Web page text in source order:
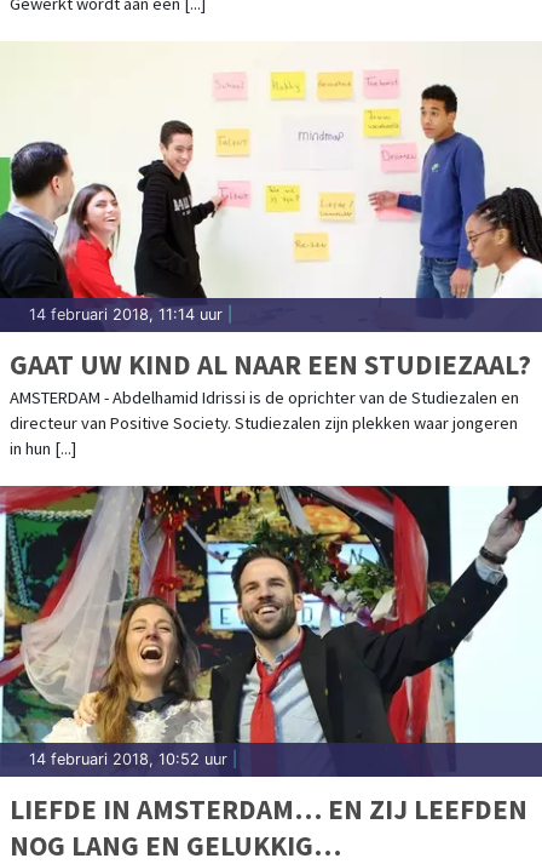
14 februari 2018, 11:14 uur
GAAT UW KIND AL NAAR EEN STUDIEZAAL?
AMSTERDAM - Abdelhamid Idrissi is de oprichter van de Studiezalen en
directeur van Positive Society. Studiezalen zijn plekken waar jongeren
in hun [...]
14 februari 2018, 10:52 uur
LIEFDE IN AMSTERDAM… EN ZIJ LEEFDEN
NOG LANG EN GELUKKIG…